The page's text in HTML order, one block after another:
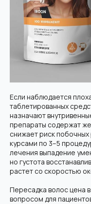
Если наблюдается
таблетированных
назначают
препараты содержат
снижает риск
курсами по 3–5
лечения выпадение
но густота
растет со скоростью
Пересадка волос цена
вопросом для